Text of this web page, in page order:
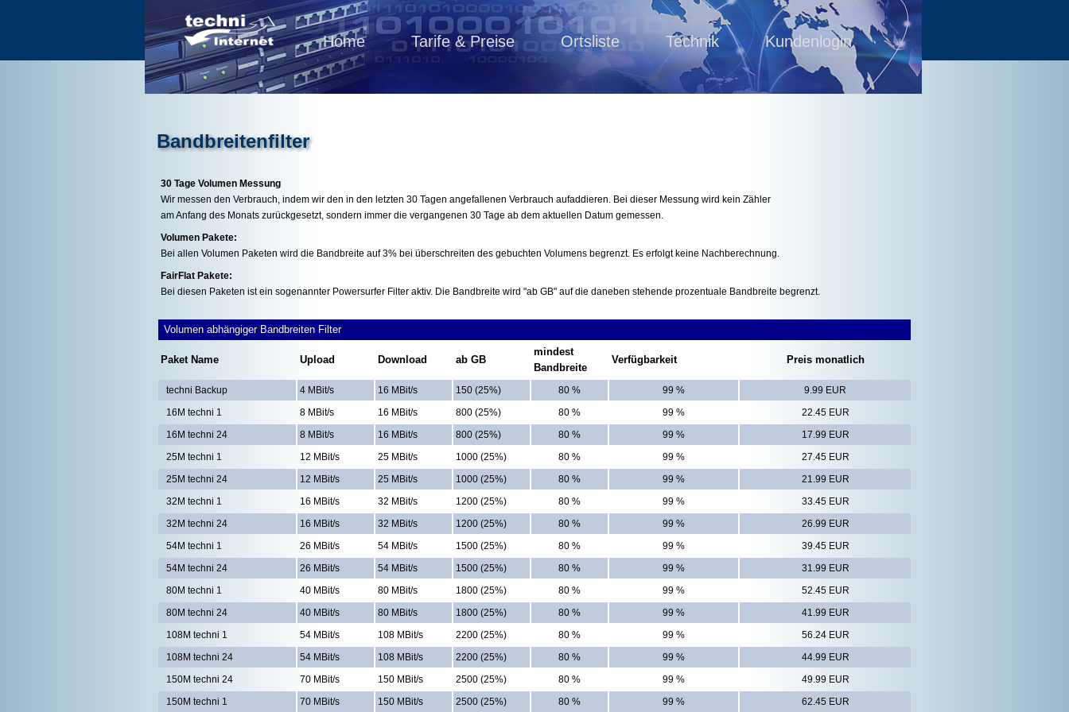
Home Tarife & Preise Ortsliste Technik Kundenlogin
Bandbreitenfilter
30 Tage Volumen Messung
Wir messen den Verbrauch, indem wir den in den letzten 30 Tagen angefallenen Verbrauch aufaddieren. Bei dieser Messung wird kein Zähler
am Anfang des Monats zurückgesetzt, sondern immer die vergangenen 30 Tage ab dem aktuellen Datum gemessen.
Volumen Pakete:
Bei allen Volumen Paketen wird die Bandbreite auf 3% bei überschreiten des gebuchten Volumens begrenzt. Es erfolgt keine Nachberechnung.
FairFlat Pakete:
Bei diesen Paketen ist ein sogenannter Powersurfer Filter aktiv. Die Bandbreite wird "ab GB" auf die daneben stehende prozentuale Bandbreite begrenzt.
Volumen abhängiger Bandbreiten Filter
Paket Name Upload Download ab GB
mindest
Bandbreite
Verfügbarkeit Preis monatlich
techni Backup 4 MBit/s 16 MBit/s 150 (25%) 80 % 99 %
9.99 EUR
16M techni 1
8 MBit/s 16 MBit/s 800 (25%) 80 % 99 %
22.45 EUR
16M techni 24
8 MBit/s 16 MBit/s 800 (25%) 80 % 99 %
17.99 EUR
25M techni 1
12 MBit/s 25 MBit/s 1000 (25%) 80 % 99 %
27.45 EUR
25M techni 24
12 MBit/s 25 MBit/s 1000 (25%) 80 % 99 %
21.99 EUR
32M techni 1
16 MBit/s 32 MBit/s 1200 (25%) 80 % 99 %
33.45 EUR
32M techni 24
16 MBit/s 32 MBit/s 1200 (25%) 80 % 99 %
26.99 EUR
54M techni 1
26 MBit/s 54 MBit/s 1500 (25%) 80 % 99 %
39.45 EUR
54M techni 24
26 MBit/s 54 MBit/s 1500 (25%) 80 % 99 %
31.99 EUR
80M techni 1
40 MBit/s 80 MBit/s 1800 (25%) 80 % 99 %
52.45 EUR
80M techni 24
40 MBit/s 80 MBit/s 1800 (25%) 80 % 99 %
41.99 EUR
108M techni 1
54 MBit/s 108 MBit/s 2200 (25%) 80 % 99 %
56.24 EUR
108M techni 24
54 MBit/s 108 MBit/s 2200 (25%) 80 % 99 %
44.99 EUR
150M techni 24
70 MBit/s 150 MBit/s 2500 (25%) 80 % 99 %
49.99 EUR
150M techni 1
70 MBit/s 150 MBit/s 2500 (25%) 80 % 99 % 62.45 EUR